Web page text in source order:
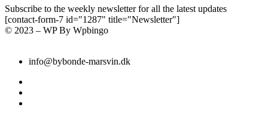
Subscribe to the weekly newsletter for all the latest updates
[contact-form-7 id="1287" title="Newsletter"]
© 2023 – WP By Wpbingo
info@bybonde-marsvin.dk